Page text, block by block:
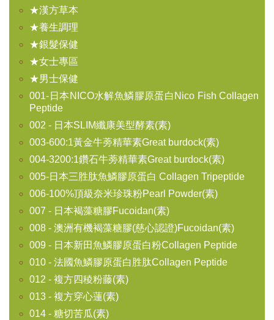
★漢方草本
★養生調理
★銀髮保健
★女士專區
★男士保健
001-日本NICO水解魚鱗膠原蛋白Nico Fish Collagen
Peptide
002 - 日本SLIM纖康美型酵素(素)
003-600:1黃金牛蒡精華素Great burdock(素)
004-3200:1鑽石牛蒡精華素Great burdock(素)
005-日本三胜肽魚鱗膠原蛋白 Collagen Tripeptide
006-100%頂級奈米珍珠粉Pearl Powder(素)
007 - 日本褐藻糖膠Fucoidan(素)
008 - 澳洲有機褐藻糖膠(慈心認證)Fucoidan(素)
009 - 日本新田魚鱗膠原蛋白粉Collagen Peptide
010 - 法國魚鱗膠原蛋白胜肽Collagen Peptide
012 - 複方四稜粉藤(素)
013 - 複方穿心蓮(素)
014 - 糖切苦瓜(素)